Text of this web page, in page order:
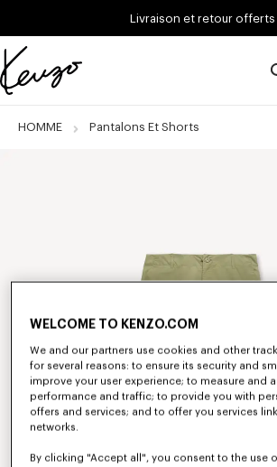
Skip to main content
Skip to footer contentLivraison et retour offerts
Site
KENZO
HOMME Pantalons Et Shorts
WELCOME TO KENZO.COM
We and our partners use cookies and other
for several reasons: to ensure its security and
improve your user experience; to measure and
performance and traffic; to provide you with
offers and services; and to offer you services
networks.
By clicking "Accept all", you consent to the use